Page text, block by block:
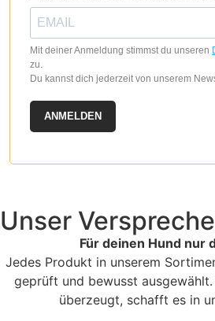
Mit deiner Anmeldung stimmst du unseren
zu.
Du kannst dich jederzeit von unserem
ANMELDEN
Unser
Für deinen Hund nur
Jedes Produkt in unserem
geprüft und bewusst
überzeugt, schafft es in